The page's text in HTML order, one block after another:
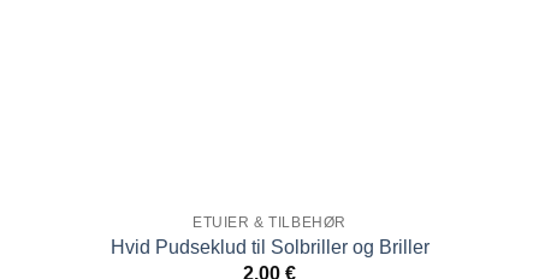
ETUIER & TILBEHØR
Hvid Pudseklud til Solbriller og Briller
2.00 €